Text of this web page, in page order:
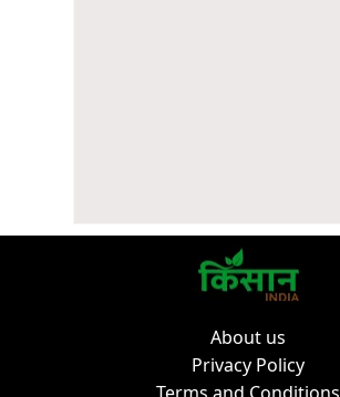
About us
Privacy Policy